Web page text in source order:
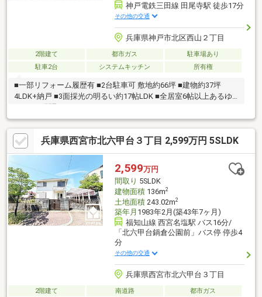
神戸電鉄三田線 田尾寺駅 徒歩17分
その他の交通
兵庫県神戸市北区西山２丁目
2階建て 都市ガス
駐車場あり
駐車2台
システムキッチン 所有権
■一部リフォーム履歴有 ■2台駐車可 敷地約66坪 ■建物約37坪
4LDK+納戸 ■3面採光の明るい約17帖LDK ■全居室6帖以上あるゆ
兵庫県西宮市北六甲台３丁目 2,599万円 5SLDK
2,599万円
間取り 5SLDK
建物面積136m2
土地面積243.02m2
築年月 1983年2月(築43年7ヶ月)
福知山線 西宮名塩駅 バス16分/
「北六甲台鍋倉公園前」バス停 停歩4
分
その他の交通
兵庫県西宮市北六甲台３丁目
2階建て 南道路 都市ガス